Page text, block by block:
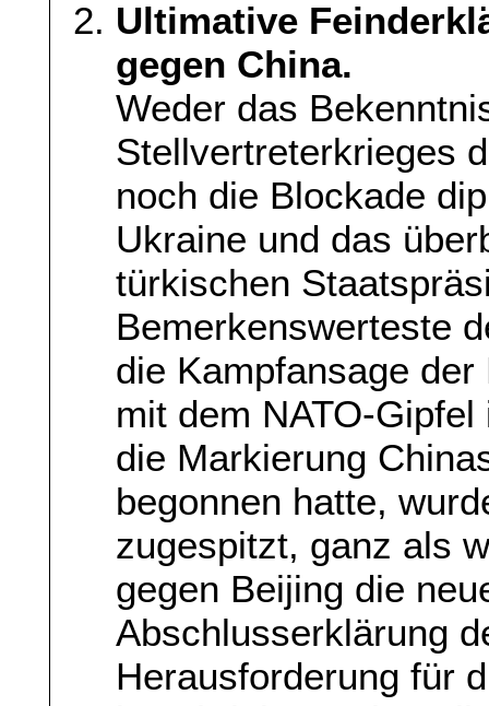
Ultimative
gegen China.
Weder das
Stellvertreterkrieges
noch die Blockade
Ukraine und das
türkischen
Bemerkenswerteste
die Kampfansage
mit dem NATO-
die Markierung
begonnen hatte,
zugespitzt, ganz als
gegen Beijing die
Abschlusserklärung
Herausforderung für